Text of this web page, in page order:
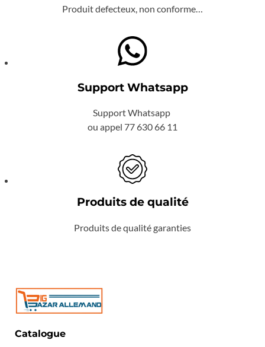
Produit defecteux, non conforme…
Support Whatsapp
Support Whatsapp
ou appel 77 630 66 11
Produits de qualité
Produits de qualité garanties
Catalogue